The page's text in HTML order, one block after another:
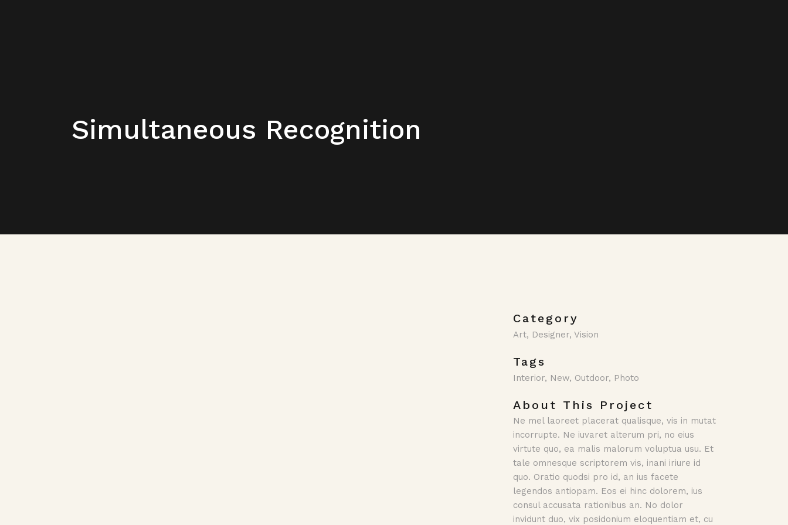
Simultaneous Recognition
Category
Art, Designer, Vision
Tags
Interior, New, Outdoor, Photo
About This Project
Ne mel laoreet placerat qualisque, vis in mutat
incorrupte. Ne iuvaret alterum pri, no eius
virtute quo, ea malis malorum voluptua usu. Et
tale omnesque scriptorem vis, inani iriure id
quo. Oratio quodsi pro id, an ius facete
legendos antiopam. Eos ei hinc dolorem, ius
consul accusata rationibus an. No dolor
invidunt duo, vix posidonium eloquentiam et, cu